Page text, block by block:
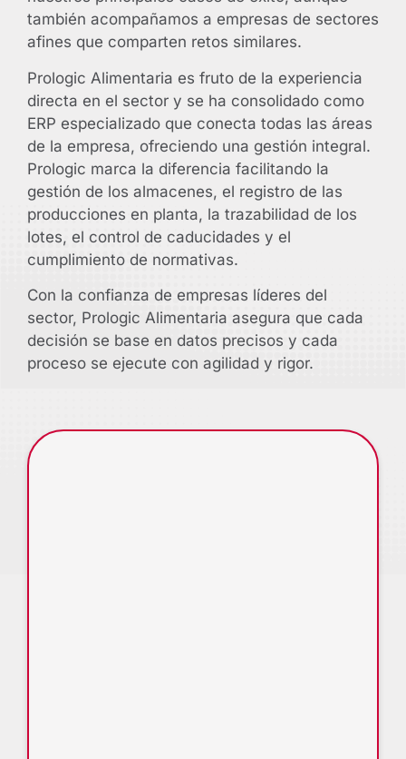
también acompañamos a empresas de sectores
afines que comparten retos similares.
Prologic Alimentaria es fruto de la experiencia
directa en el sector y se ha consolidado como
ERP especializado que conecta todas las áreas
de la empresa, ofreciendo una gestión integral.
Prologic marca la diferencia facilitando la
gestión de los almacenes, el registro de las
producciones en planta, la trazabilidad de los
lotes, el control de caducidades y el
cumplimiento de normativas.
Con la confianza de empresas líderes del
sector, Prologic Alimentaria asegura que cada
decisión se base en datos precisos y cada
proceso se ejecute con agilidad y rigor.